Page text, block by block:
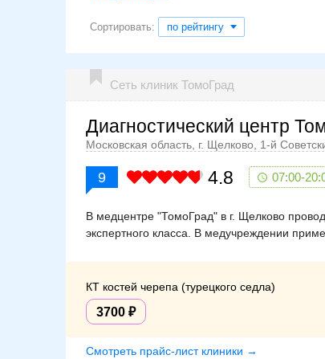
зубного ряда.)
Сортировать: по рейтингу
Сеть клиник ТомоГрад
Диагностический центр
Московская область, г. Щелково, 1-й
9 4.8 07:00-
В медцентре "ТомоГрад" в г. Щелково
экспертного класса. В медучреждении
КТ костей черепа (турецкого седла)
3700
Смотреть прайс-лист клиники →